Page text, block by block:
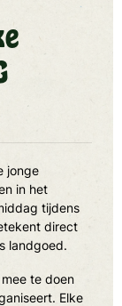
jonge
in het
tijdens
direct
landgoed.
te doen
Elke